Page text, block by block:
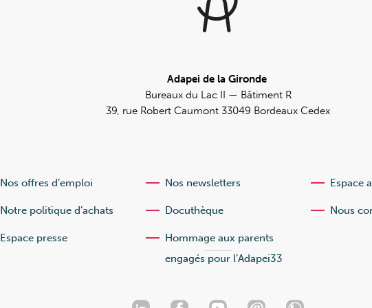
Adapei de la Gironde
Bureaux du Lac II — Bâtiment R
39, rue Robert Caumont 33049 Bordeaux Cedex
Nos offres d’emploi
Notre politique d’achats
Espace presse
Nos newsletters
Docuthèque
Hommage aux parents
engagés pour l’Adapei33
Espace
Nous